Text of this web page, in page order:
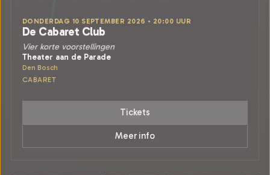
DONDERDAG 10 SEPTEMBER 2026 • 20:00 UUR
De Cabaret Club
Vier korte voorstellingen
Theater aan de Parade
Den Bosch
CABARET
Tickets
Meer info